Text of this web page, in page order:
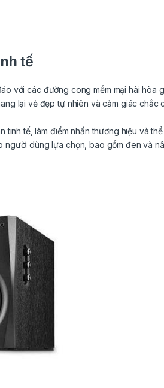
tế
với các đường cong mềm mại hài hòa
lại vẻ đẹp tự nhiên và cảm giác
tinh tế, làm điểm nhấn thương hiệu và
người dùng lựa chọn, bao gồm đen và